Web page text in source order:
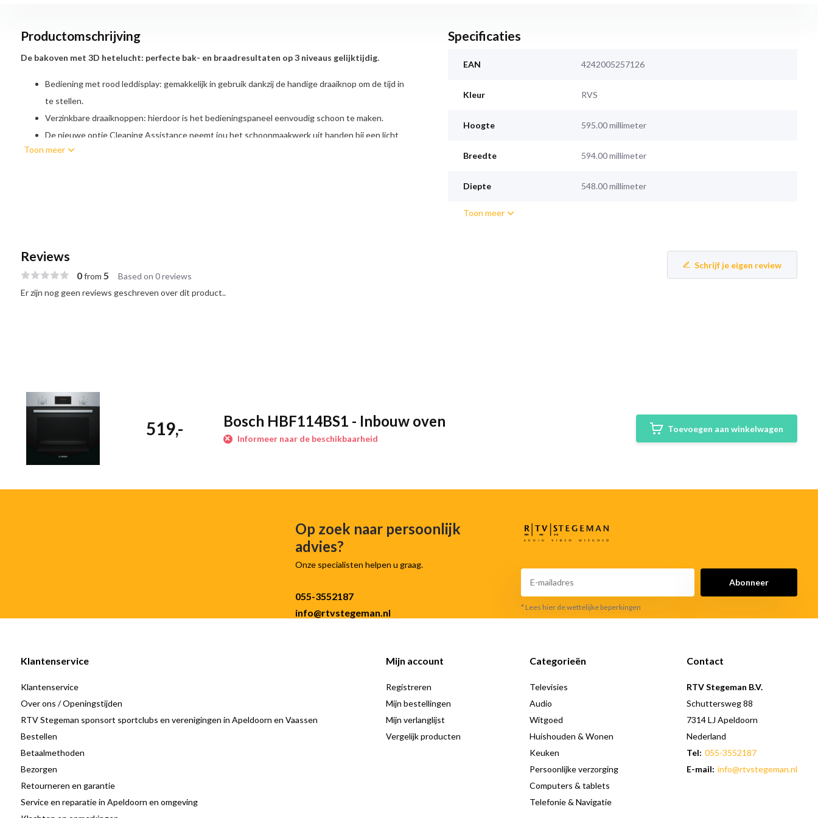
Productomschrijving
De bakoven met 3D hetelucht: perfecte bak- en braadresultaten op 3 niveaus gelijktijdig.
Bediening met rood leddisplay: gemakkelijk in gebruik dankzij de handige draaiknop om de tijd in
te stellen.
Verzinkbare draaiknoppen: hierdoor is het bedieningspaneel eenvoudig schoon te maken.
De nieuwe optie Cleaning Assistance neemt jou het schoonmaakwerk uit handen bij een licht
bevuilde oven.
270 °C Elektronische klok Automatische startfunctie Halogeen verlichting Geforceerde koeling met
naventilatie kinderbeveiliging
Reiniging:Cleaning Assistance: hydrolyse reiniging Ovenruimte: grijs geëmailleerd Volledig glazen
Technische specificaties:
57.5 cm-597 x 56.0 cm-568 x 55.0 cm Voor afmetingen en inbouwmaten van dit apparaat aub de
maatschetsen aanhouden Nominale spanning: 220 - 240 V Aansluitwaarde: 3,3 kW Lengte
aansluitsnoer: 100 cm Energieklasse volgens EU-norm nr. 65/2014: A (op een schaal van A+++ t/m D)
Energieverbruik bij hetelucht: 0,79 kWh
Toon meer
Specificaties
EAN 4242005257126
Kleur RVS
Hoogte 595.00 millimeter
Breedte 594.00 millimeter
Diepte 548.00 millimeter
Toon meer
Reviews
0from 5 Based on 0 reviews
Schrijf je eigen review
Er zijn nog geen reviews geschreven over dit product..
519,- Bosch HBF114BS1 - Inbouw oven
Informeer naar de beschikbaarheid
Toevoegen aan winkelwagen
Op zoek naar persoonlijk
advies?
Onze specialisten helpen u graag.
055-3552187
info@rtvstegeman.nl
Abonneer
* Lees hier de wettelijke beperkingen
Klantenservice
Klantenservice
Over ons / Openingstijden
RTV Stegeman sponsort sportclubs en verenigingen in Apeldoorn en Vaassen
Bestellen
Betaalmethoden
Bezorgen
Retourneren en garantie
Service en reparatie in Apeldoorn en omgeving
Mijn account
Registreren
Mijn bestellingen
Mijn verlanglijst
Vergelijk producten
Categorieën
Televisies
Audio
Witgoed
Huishouden & Wonen
Keuken
Persoonlijke verzorging
Computers & tablets
Telefonie & Navigatie
Contact
RTV Stegeman B.V.
Schuttersweg 88
7314 LJ Apeldoorn
Nederland
Tel: 055-3552187
E-mail: info@rtvstegeman.nl